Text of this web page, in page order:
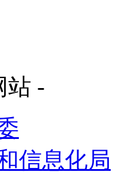
站 -
信息化局